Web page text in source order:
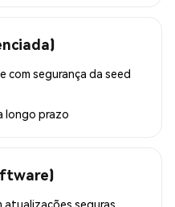
com segurança da seed
longo prazo
atualizações seguras,